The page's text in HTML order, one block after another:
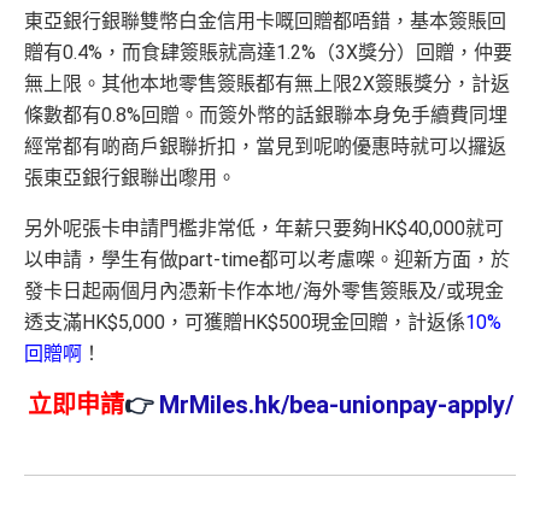
東亞銀行銀聯雙幣白金信用卡嘅回贈都唔錯，基本簽賬回
贈有0.4%，而食肆簽賬就高達1.2%（3X獎分）回贈，仲要
無上限。其他本地零售簽賬都有無上限2X簽賬獎分，計返
條數都有0.8%回贈。而簽外幣的話銀聯本身免手續費同埋
經常都有啲商戶銀聯折扣，當見到呢啲優惠時就可以攞返
張東亞銀行銀聯出嚟用。
另外呢張卡申請門檻非常低，年薪只要夠HK$40,000就可
以申請，學生有做part-time都可以考慮㗎。迎新方面，於
發卡日起兩個月內憑新卡作本地/海外零售簽賬及/或現金
透支滿HK$5,000，可獲贈HK$500現金回贈，計返係10%
回贈啊 ！
立即申請👉 MrMiles.hk/bea-unionpay-apply/